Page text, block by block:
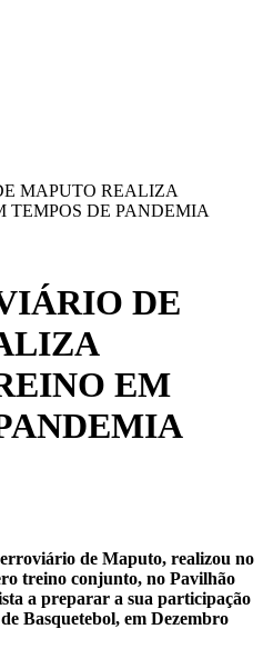
MAPUTO REALIZA
TEMPOS DE PANDEMIA
DE
EM
de Maputo, realizou no
treino conjunto, no Pavilhão
a preparar a sua participação
Basquetebol, em Dezembro